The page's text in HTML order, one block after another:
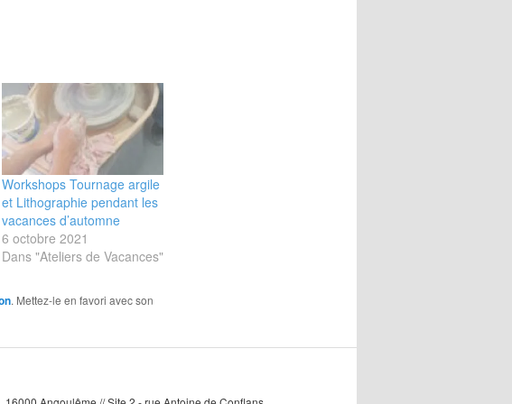
Workshops Tournage argile
et Lithographie pendant les
vacances d’automne
6 octobre 2021
Dans "Ateliers de Vacances"
. Mettez-le en favori avec son